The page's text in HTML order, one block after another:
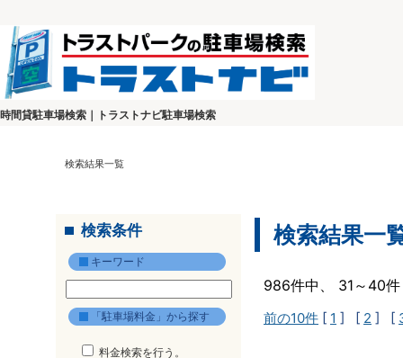
時間貸駐車場検索｜トラストナビ駐車場検索
検索結果一覧
検索条件
キーワード
「駐車場料金」から探す
料金検索を行う。
検索結果一
986件中、 31～40
前の10件 [ 1 ] [ 2 ] [